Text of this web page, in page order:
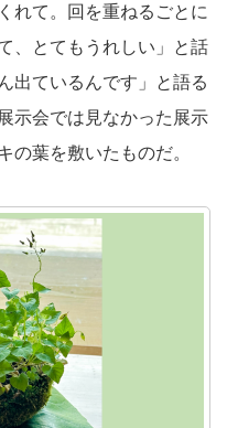
れて。回を重ねるごとに
、とてもうれしい」と話
出ているんです」と語る
示会では見なかった展示
の葉を敷いたものだ。